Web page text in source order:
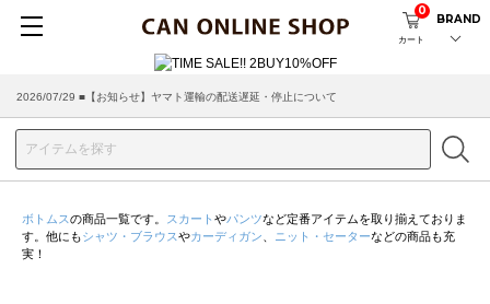
カート
0
BRAND
2026/07/29 ■【お知らせ】ヤマト運輸の配送遅延・停止について
ボトムスの商品一覧です。 スカート やパンツなど定番アイテムを取り揃えておりま
す。他にもシャツ・ブラウスやカーディガン ニット・セーターなどの商品も充
実！